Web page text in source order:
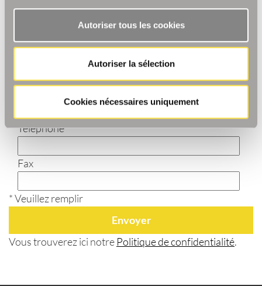
Autoriser tous les cookies
Autoriser la sélection
Cookies nécessaires uniquement
Code postal et lieu
Téléphone
Fax
* Veuillez remplir
Vous trouverez ici notre Politique de confidentialité.